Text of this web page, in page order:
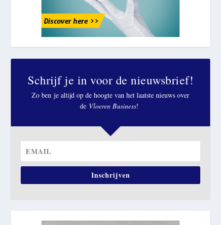
Schrijf je in voor de nieuwsbrief!
Zo ben je altijd op de hoogte van het laatste nieuws over
de Vloeren Business!
Inschrijven